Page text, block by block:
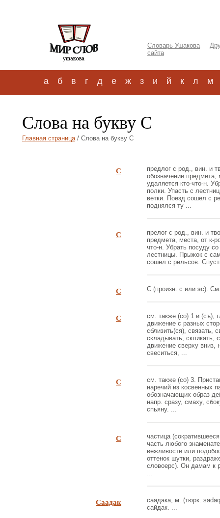
Словарь Ушакова
сайта
а б в г д е ж з и й к л м
Слова на букву С
Главная страница/ Слова на букву С
С
предлог с род., вин. и
обозначении предмета,
удаляется кто-что-н.
полки. Упасть с
ветки. Поезд сошел с
поднялся ту ...
С
прелог с род., вин. и
предмета, места, от к-
что-н. Убрать посуду
лестницы. Прыжок с
сошел с рельсов.
С С (произн. с или эс).
С
см. также (со) 1 и (съ),
движение с разных
сблизить(ся), связать,
складывать, скликать,
движение сверху вниз,
свеситься, ...
С
см. также (со) 3.
наречий из косвенных
обозначающих образ
напр. сразу, смаху,
спьяну. ...
С
частица
часть любого
вежливости или
оттенок шутки,
словоерс). Он дамам к
...
Саадак
саадака, м. (тюрк.
сайдак. ...